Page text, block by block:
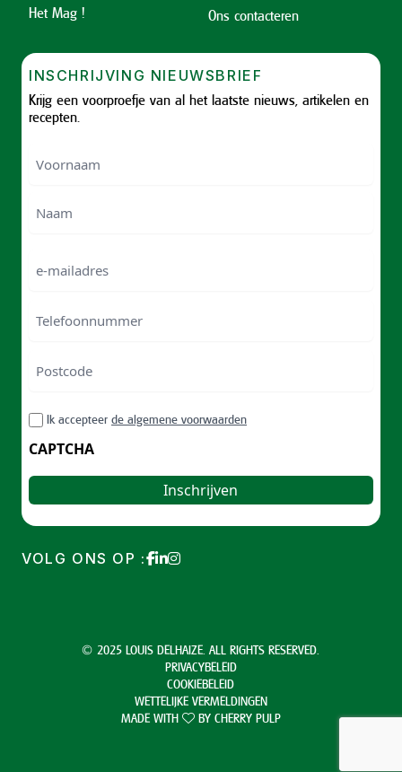
Het Mag !
Ons contacteren
INSCHRIJVING NIEUWSBRIEF
Krijg een voorproefje van al het laatste nieuws, artikelen en
recepten.
mailadres
/
Postal
RGPDIk accepteer de algemene voorwaarden
CAPTCHA
VOLG ONS OP :
© 2025 LOUIS DELHAIZE. ALL RIGHTS RESERVED.
PRIVACYBELEID
COOKIEBELEID
WETTELIJKE VERMELDINGEN
MADE WITH
BY CHERRY PULP